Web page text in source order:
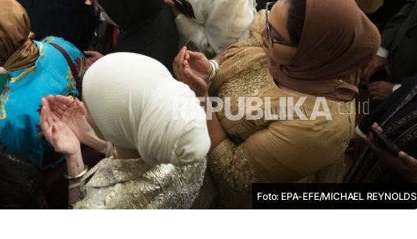
Foto: EPA-EFE/MICHAEL REYNOLDS